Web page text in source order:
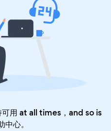
用 at all times，and so is
中心。